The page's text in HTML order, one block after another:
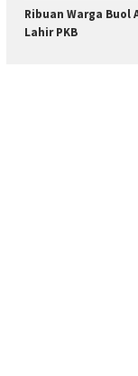
Ribuan Warga
Lahir PKB